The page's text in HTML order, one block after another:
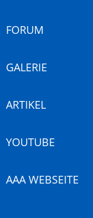
FORUM
GALERIE
ARTIKEL
YOUTUBE
AAA WEBSEITE